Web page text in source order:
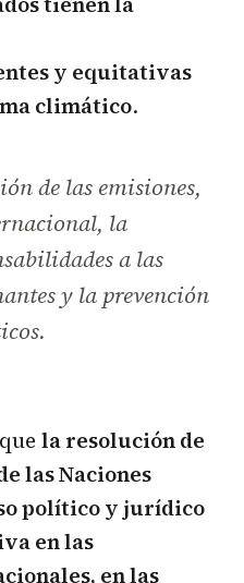
y equitativas
climático.
de las emisiones,
la
a las
y la prevención
la resolución de
las Naciones
político y jurídico
en las
en las